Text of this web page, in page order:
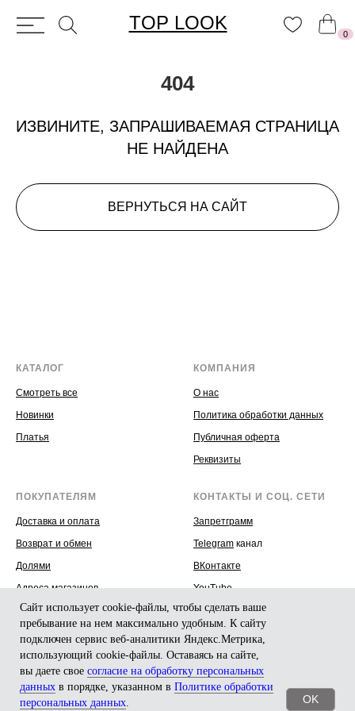
TOP LOOK
404
ИЗВИНИТЕ, ЗАПРАШИВАЕМАЯ СТРАНИЦА
НЕ НАЙДЕНА
ВЕРНУТЬСЯ НА САЙТ
Сайт использует cookie-файлы, чтобы сделать ваше
пребывание на нем максимально удобным. К cайту
подключен сервис веб-аналитики Яндекс.Метрика,
использующий cookie-файлы. Оставаясь на сайте,
вы даете свое согласие на обработку персональных
данных в порядке, указанном в Политике обработки
персональных данных. OK
КАТАЛОГ
Смотреть все
Новинки
Платья
КОМПАНИЯ
О нас
Политика обработки данных
Публичная оферта
Реквизиты
ПОКУПАТЕЛЯМ
Доставка и оплата
Возврат и обмен
Долями
Адреса магазинов
КОНТАКТЫ И СОЦ. СЕТИ
Запретграмм
Telegram канал
ВКонтакте
YouTube
+7 (991) 051-27-90